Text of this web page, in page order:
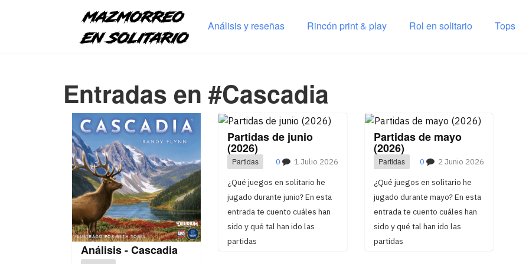
Análisis y reseñas Rincón print & play Rol en solitario Tops
Entradas en #Cascadia
Análisis - Cascadia
Partidas de junio
(2026)
Partidas 1 Julio 2026
0
¿Qué juegos en solitario he
jugado durante junio? En esta
entrada te cuento cuáles han
sido y qué tal han ido las
partidas
Partidas de mayo
(2026)
Partidas 2 Junio 2026
0
¿Qué juegos en solitario he
jugado durante mayo? En esta
entrada te cuento cuáles han
sido y qué tal han ido las
partidas